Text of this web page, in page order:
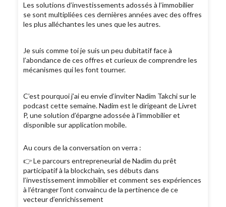
Les solutions d’investissements adossés à l’immobilier
se sont multipliées ces dernières années avec des offres
les plus alléchantes les unes que les autres.
Je suis comme toi je suis un peu dubitatif face à
l’abondance de ces offres et curieux de comprendre les
mécanismes qui les font tourner.
C’est pourquoi j’ai eu envie d’inviter Nadim Takchi sur le
podcast cette semaine. Nadim est le dirigeant de Livret
P, une solution d’épargne adossée à l’immobilier et
disponible sur application mobile.
Au cours de la conversation on verra :
👉 Le parcours entrepreneurial de Nadim du prêt
participatif à la blockchain, ses débuts dans
l’investissement immobilier et comment ses expériences
à l’étranger l’ont convaincu de la pertinence de ce
vecteur d’enrichissement